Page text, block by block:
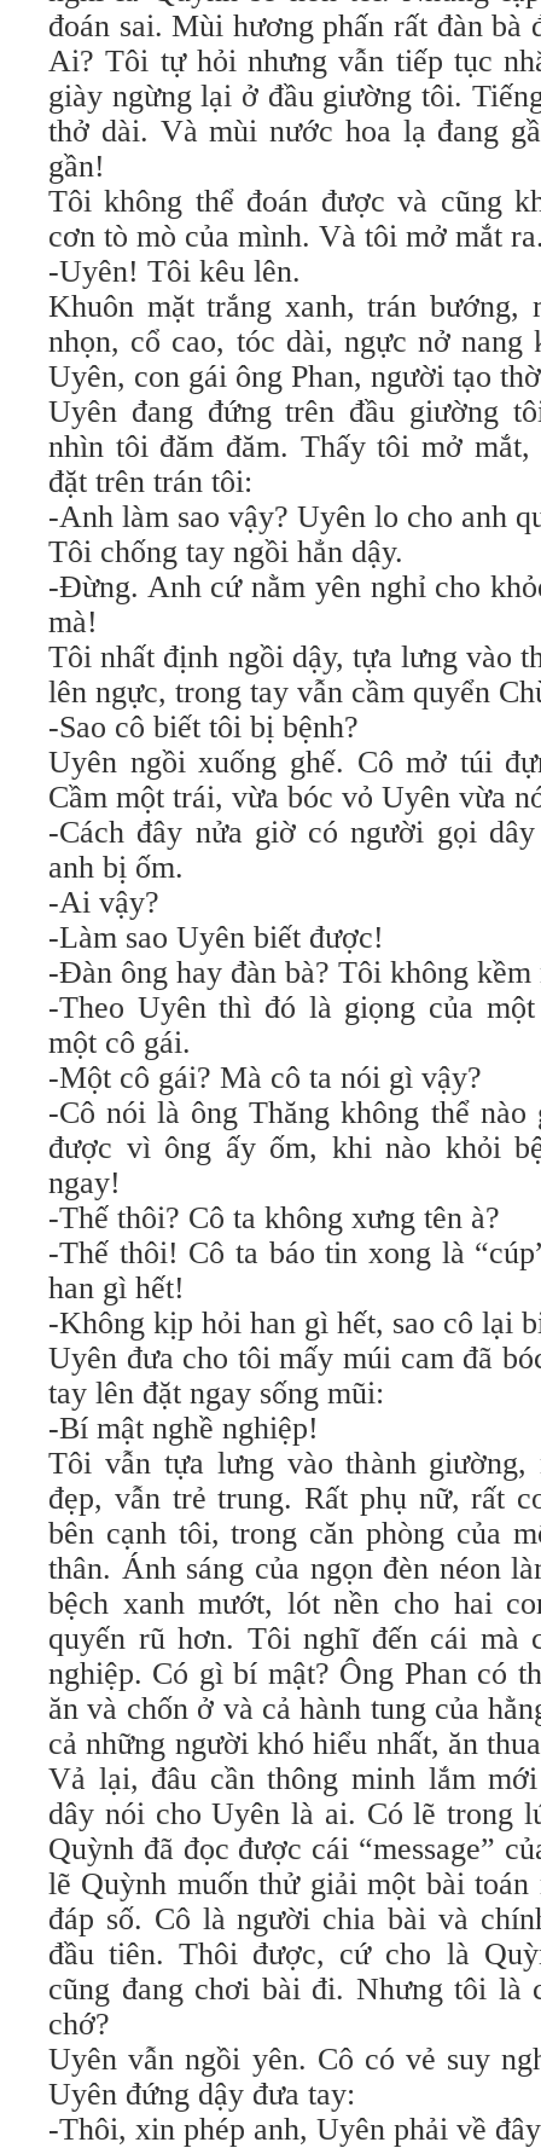
đoán sai. Mùi hương phấn rất đàn bà
Ai? Tôi tự hỏi nhưng vẫn tiếp tục
giày ngừng lại ở đầu giường tôi.
thở dài. Và mùi nước hoa lạ đang
gần!
Tôi không thể đoán được và cũng
cơn tò mò của mình. Và tôi mở mắt
-Uyên! Tôi kêu lên.
Khuôn mặt trắng xanh, trán bướng,
nhọn, cổ cao, tóc dài, ngực nở nang
Uyên, con gái ông Phan, người tạo
Uyên đang đứng trên đầu giường
nhìn tôi đăm đăm. Thấy tôi mở
đặt trên trán tôi:
-Anh làm sao vậy? Uyên lo cho anh
Tôi chống tay ngồi hẳn dậy.
-Đừng. Anh cứ nằm yên nghỉ cho
mà!
Tôi nhất định ngồi dậy, tựa lưng vào
lên ngực, trong tay vẫn cầm quyển
-Sao cô biết tôi bị bệnh?
Uyên ngồi xuống ghế. Cô mở túi
Cầm một trái, vừa bóc vỏ Uyên vừa
-Cách đây nửa giờ có người gọi
anh bị ốm.
-Ai vậy?
-Làm sao Uyên biết được!
-Đàn ông hay đàn bà? Tôi không
-Theo Uyên thì đó là giọng của
một cô gái.
-Một cô gái? Mà cô ta nói gì vậy?
-Cô nói là ông Thăng không thể
được vì ông ấy ốm, khi nào khỏi
ngay!
-Thế thôi? Cô ta không xưng tên à?
-Thế thôi! Cô ta báo tin xong là
han gì hết!
-Không kịp hỏi han gì hết, sao cô lại
Uyên đưa cho tôi mấy múi cam đã
tay lên đặt ngay sống mũi:
-Bí mật nghề nghiệp!
Tôi vẫn tựa lưng vào thành
đẹp, vẫn trẻ trung. Rất phụ nữ, rất
bên cạnh tôi, trong căn phòng của
thân. Ánh sáng của ngọn đèn néon
bệch xanh mướt, lót nền cho hai
quyến rũ hơn. Tôi nghĩ đến cái mà
nghiệp. Có gì bí mật? Ông Phan có
ăn và chốn ở và cả hành tung của
cả những người khó hiểu nhất, ăn
Vả lại, đâu cần thông minh lắm
dây nói cho Uyên là ai. Có lẽ trong
Quỳnh đã đọc được cái “message”
lẽ Quỳnh muốn thử giải một bài
đáp số. Cô là người chia bài và
đầu tiên. Thôi được, cứ cho là
cũng đang chơi bài đi. Nhưng tôi là
chớ?
Uyên vẫn ngồi yên. Cô có vẻ suy
Uyên đứng dậy đưa tay:
-Thôi, xin phép anh, Uyên phải về